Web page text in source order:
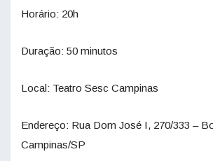
Horário: 20h
Duração: 50 minutos
Local: Teatro Sesc Campinas
Endereço: Rua Dom José I, 270/333 –
Campinas/SP